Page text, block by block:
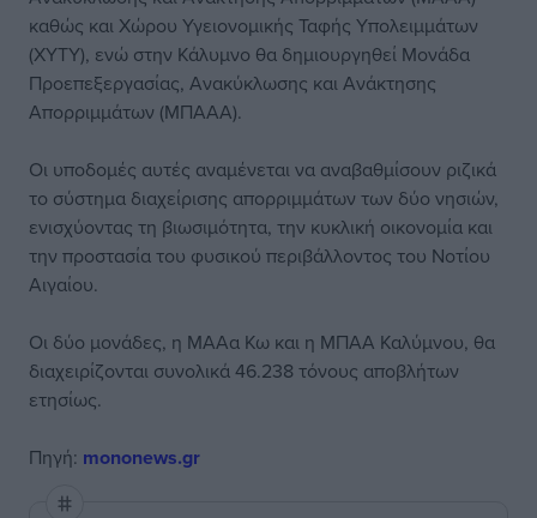
καθώς και Χώρου Υγειονομικής Ταφής Υπολειμμάτων
(ΧΥΤΥ), ενώ στην Κάλυμνο θα δημιουργηθεί Μονάδα
Προεπεξεργασίας, Ανακύκλωσης και Ανάκτησης
Απορριμμάτων (ΜΠΑΑΑ).
Οι υποδομές αυτές αναμένεται να αναβαθμίσουν ριζικά
το σύστημα διαχείρισης απορριμμάτων των δύο νησιών,
ενισχύοντας τη βιωσιμότητα, την κυκλική οικονομία και
την προστασία του φυσικού περιβάλλοντος του Νοτίου
Αιγαίου.
Οι δύο μονάδες, η ΜΑΑα Κω και η ΜΠΑΑ Καλύμνου, θα
διαχειρίζονται συνολικά 46.238 τόνους αποβλήτων
ετησίως.
Πηγή: mononews.gr